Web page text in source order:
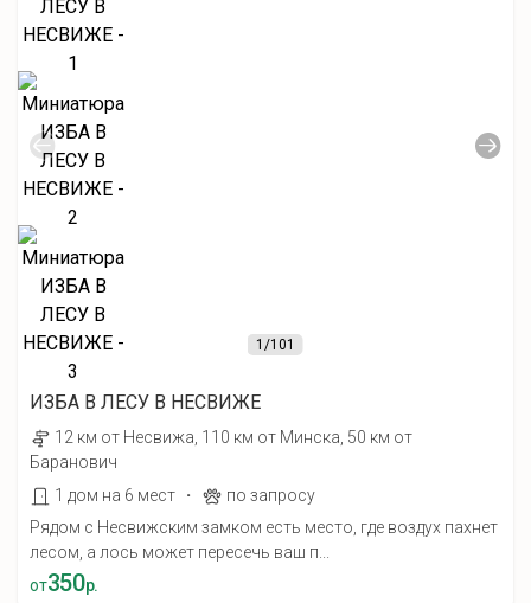
1 /101
ИЗБА В ЛЕСУ В НЕСВИЖЕ
12 км от Несвижа, 110 км от Минска, 50 км от
Баранович
1 дом на 6 мест
·
по запросу
Рядом с Несвижским замком есть место, где воздух пахнет
лесом, а лось может пересечь ваш п...
от350р.